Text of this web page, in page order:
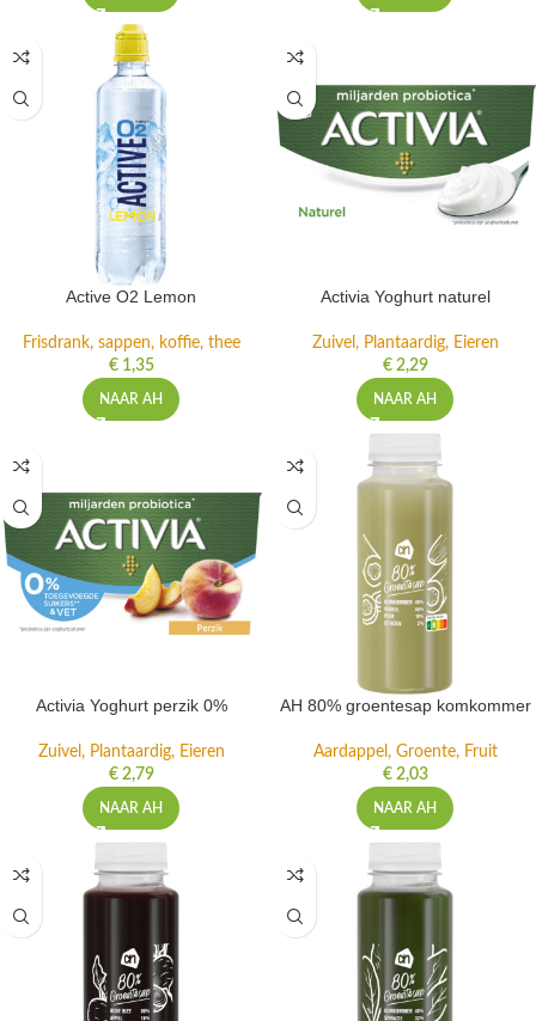
Active O2 Lemon
Frisdrank, sappen, koffie, thee
€1,35
NAAR AH
Activia Yoghurt naturel
Zuivel, Plantaardig, Eieren
€2,29
NAAR AH
Activia Yoghurt perzik 0%
Zuivel, Plantaardig, Eieren
€2,79
NAAR AH
AH 80% groentesap komkommer
Aardappel, Groente, Fruit
€2,03
NAAR AH